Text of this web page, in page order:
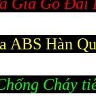
ABS Hàn
Cháy